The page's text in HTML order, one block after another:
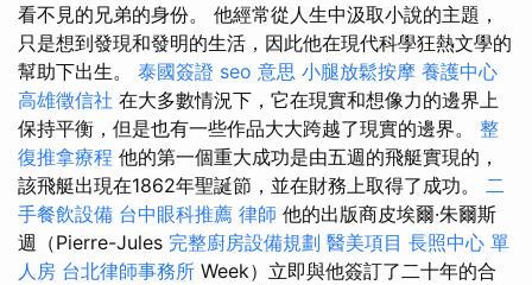
看不見的兄弟的身份。 他經常從人生中汲取小說的主題，
只是想到發現和發明的生活，因此他在現代科學狂熱文學的
幫助下出生。 泰國簽證 seo 意思 小腿放鬆按摩 養護中心
高雄徵信社 在大多數情況下，它在現實和想像力的邊界上
保持平衡，但是也有一些作品大大跨越了現實的邊界。 整
復推拿療程 他的第一個重大成功是由五週的飛艇實現的，
該飛艇出現在1862年聖誕節，並在財務上取得了成功。 二
手餐飲設備 台中眼科推薦 律師 他的出版商皮埃爾·朱爾斯
週（Pierre-Jules 完整廚房設備規劃 醫美項目 長照中心 單
人房 台北律師事務所 Week）立即與他簽訂了二十年的合